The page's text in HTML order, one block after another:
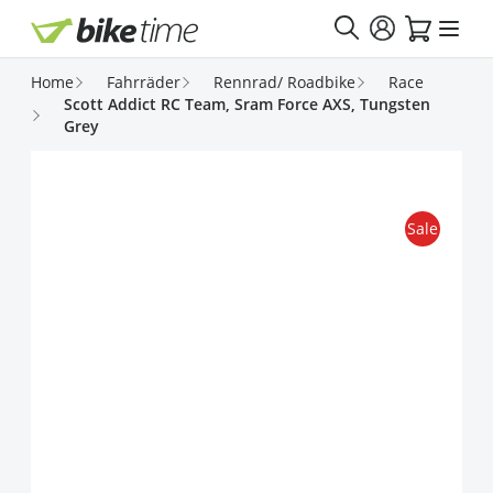
Direkt zum Inhalt
Home Fahrräder Rennrad/ Roadbike
Race
Scott Addict RC Team, Sram Force AXS, Tungsten
Grey
Sale